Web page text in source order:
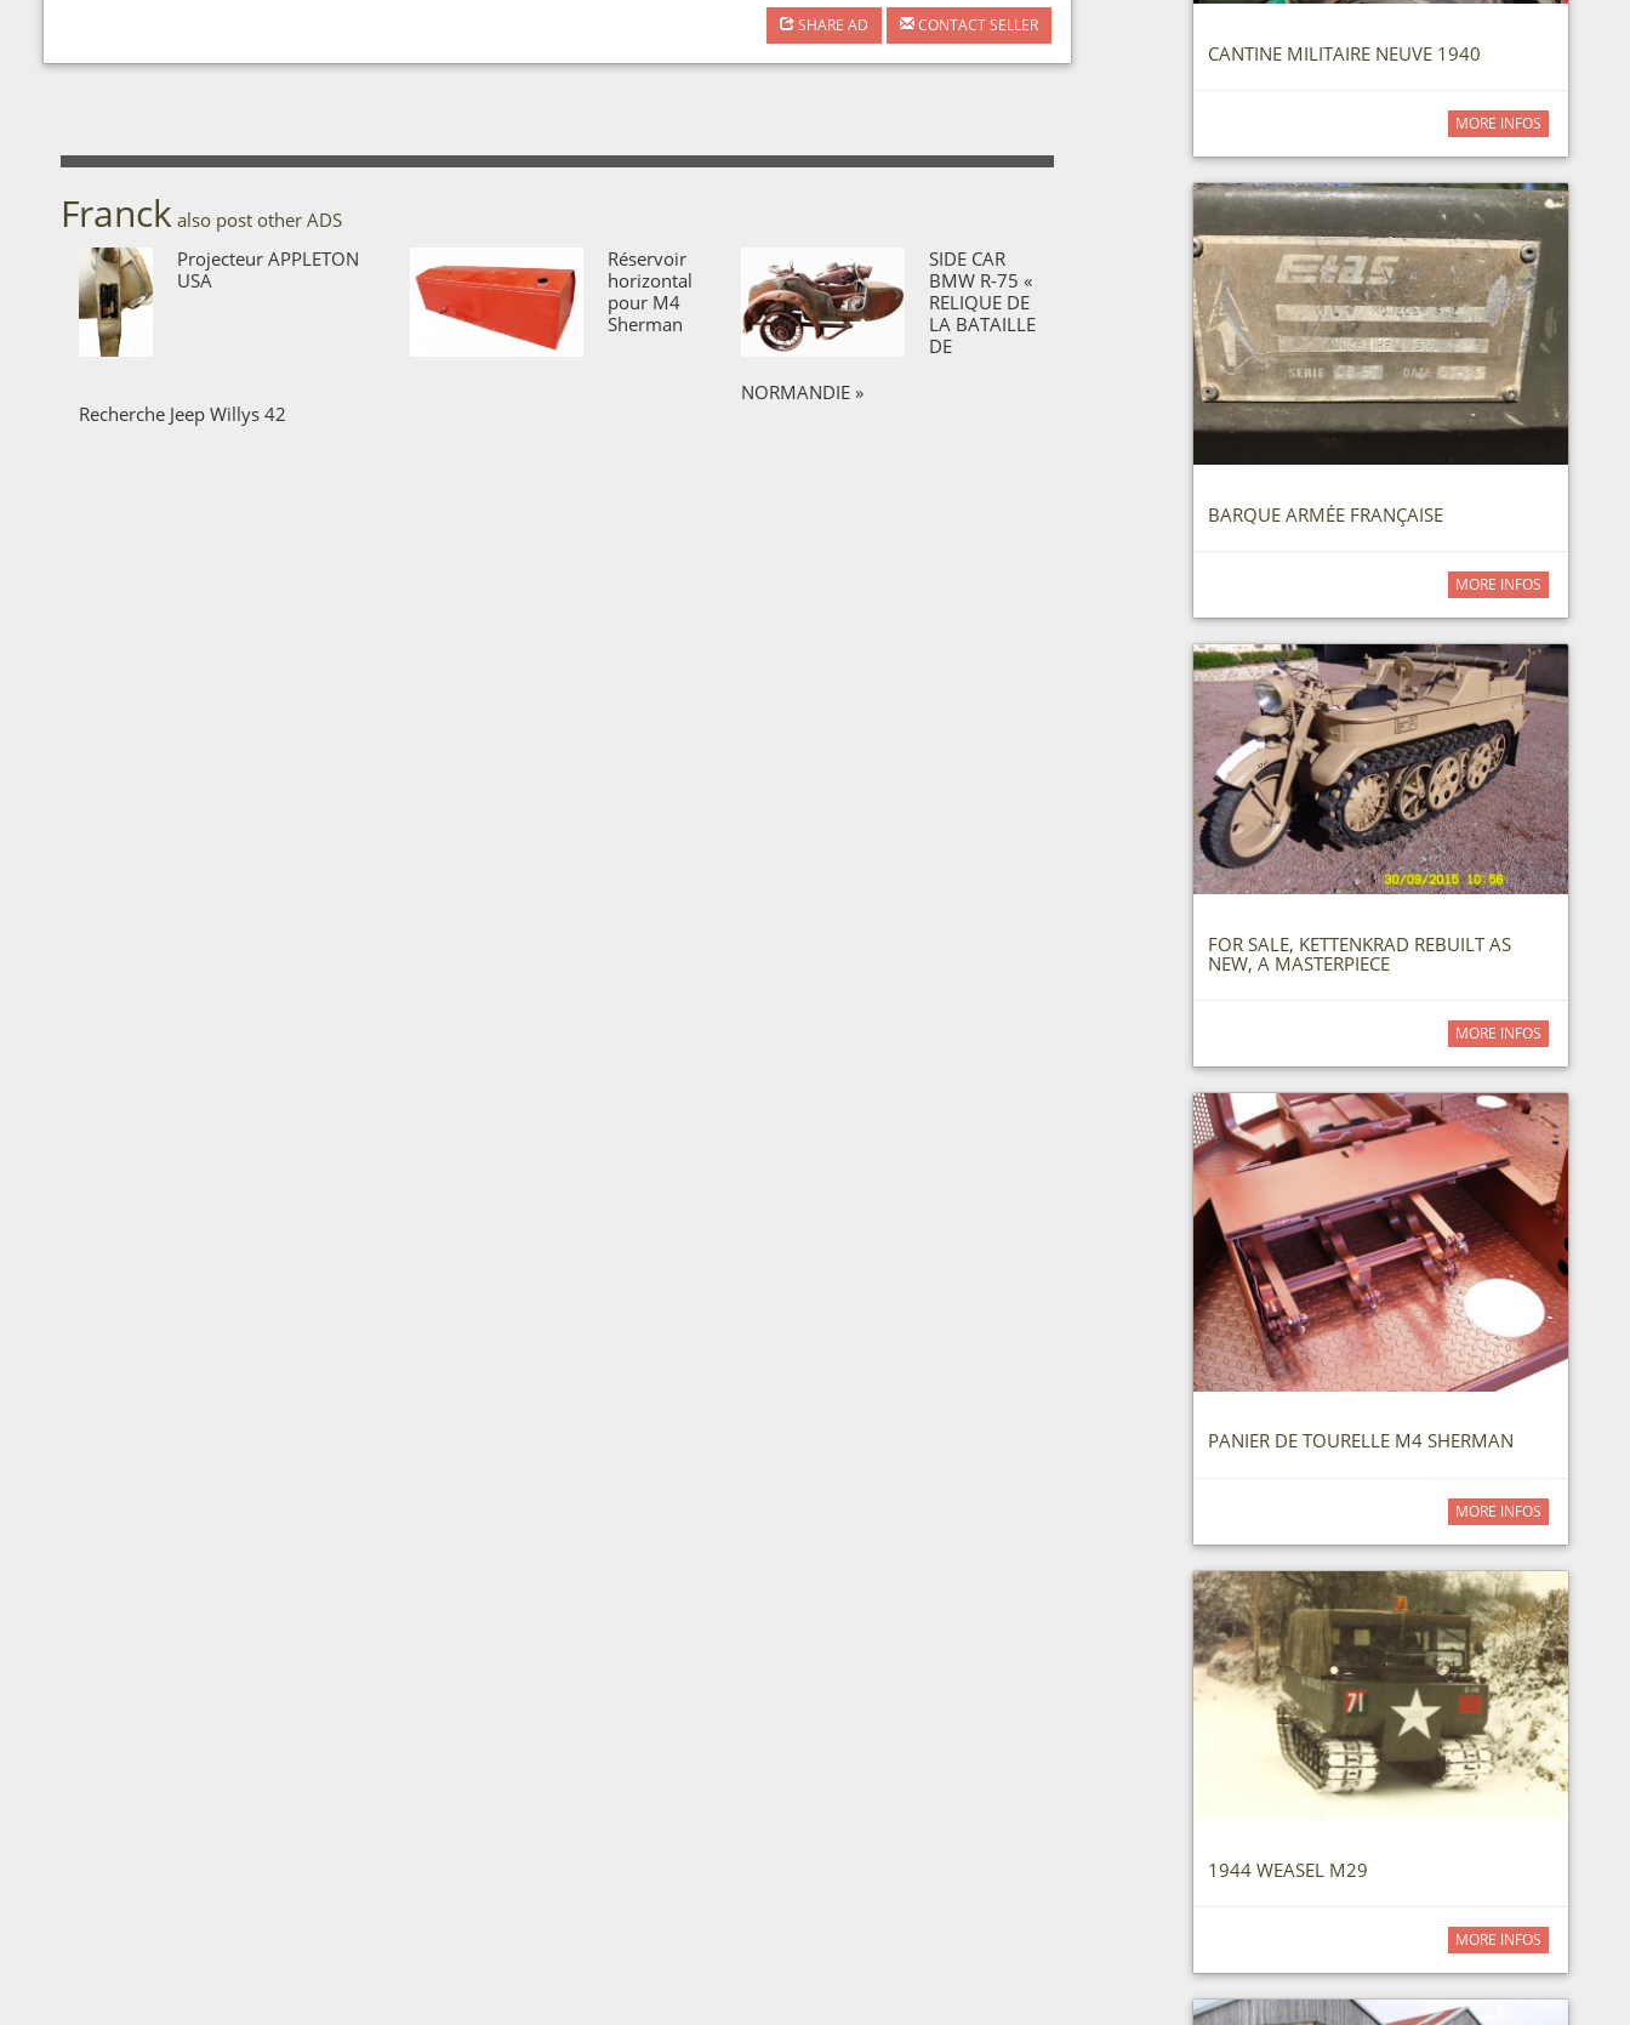
SHARE AD CONTACT SELLER
Franck also post other ADS
Projecteur APPLETON
USA
Réservoir
horizontal
pour M4
Sherman
SIDE CAR
BMW R-75 «
RELIQUE DE
LA BATAILLE
DE
NORMANDIE »
Recherche Jeep Willys 42
CANTINE MILITAIRE NEUVE 1940
MORE INFOS
BARQUE ARMÉE FRANÇAISE
MORE INFOS
FOR SALE, KETTENKRAD REBUILT AS
NEW, A MASTERPIECE
MORE INFOS
PANIER DE TOURELLE M4 SHERMAN
MORE INFOS
1944 WEASEL M29
MORE INFOS